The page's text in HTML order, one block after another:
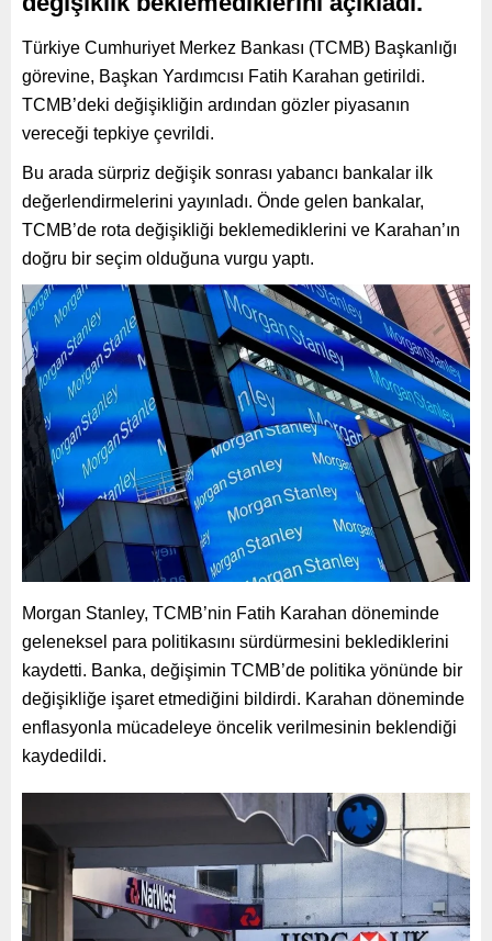
Türkiye Cumhuriyet Merkez Bankası (TCMB) Başkanlığı
görevine, Başkan Yardımcısı Fatih Karahan getirildi.
TCMB’deki değişikliğin ardından gözler piyasanın
vereceği tepkiye çevrildi.
Bu arada sürpriz değişik sonrası yabancı bankalar ilk
değerlendirmelerini yayınladı. Önde gelen bankalar,
TCMB’de rota değişikliği beklemediklerini ve Karahan’ın
doğru bir seçim olduğuna vurgu yaptı.
Morgan Stanley, TCMB’nin Fatih Karahan döneminde
geleneksel para politikasını sürdürmesini beklediklerini
kaydetti. Banka, değişimin TCMB’de politika yönünde bir
değişikliğe işaret etmediğini bildirdi. Karahan döneminde
enflasyonla mücadeleye öncelik verilmesinin beklendiği
kaydedildi.